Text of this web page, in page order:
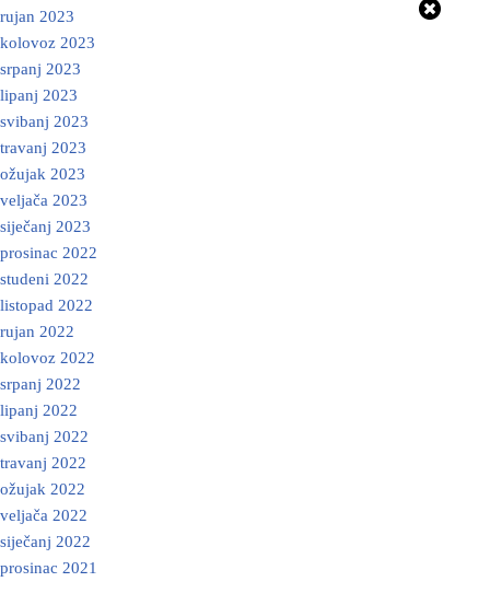
rujan 2023
kolovoz 2023
srpanj 2023
lipanj 2023
svibanj 2023
travanj 2023
ožujak 2023
veljača 2023
siječanj 2023
prosinac 2022
studeni 2022
listopad 2022
rujan 2022
kolovoz 2022
srpanj 2022
lipanj 2022
svibanj 2022
travanj 2022
ožujak 2022
veljača 2022
siječanj 2022
prosinac 2021